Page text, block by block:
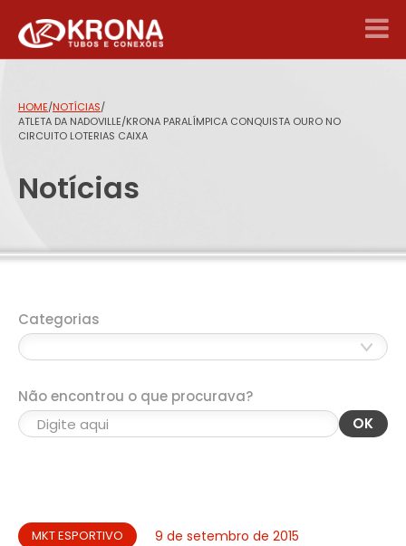
HOME/NOTÍCIAS/
ATLETA DA NADOVILLE/KRONA PARALÍMPICA CONQUISTA OURO NO
CIRCUITO LOTERIAS CAIXA
Notícias
Categorias
Não encontrou o que procurava?
OK
MKT ESPORTIVO 9 de setembro de 2015